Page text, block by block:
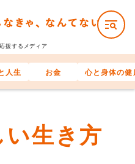
援するメディア
人生 お金 心と身体の健
生き方